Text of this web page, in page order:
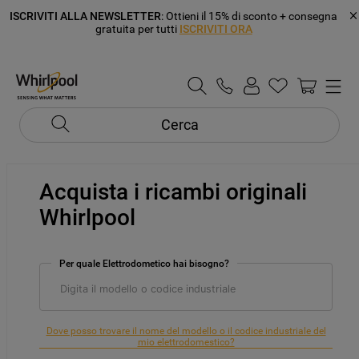
ISCRIVITI ALLA NEWSLETTER: Ottieni il 15% di sconto + consegna
gratuita per tutti ISCRIVITI ORA
Cerca
Acquista i ricambi originali
Whirlpool
Per quale Elettrodometico hai bisogno?
Dove posso trovare il nome del modello o il codice industriale del
mio elettrodomestico?